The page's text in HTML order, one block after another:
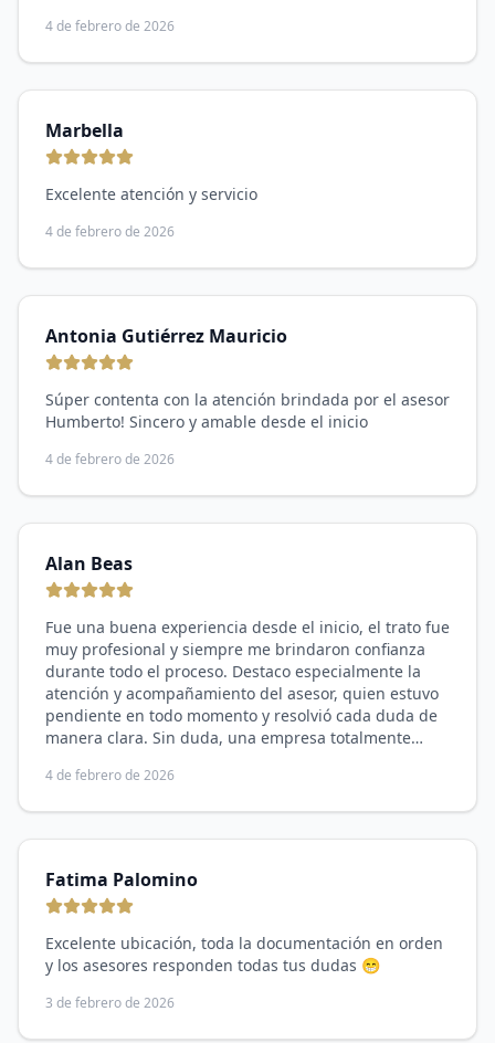
4 de febrero de 2026
Marbella
Excelente atención y servicio
4 de febrero de 2026
Antonia Gutiérrez Mauricio
Súper contenta con la atención brindada por el asesor
Humberto! Sincero y amable desde el inicio
4 de febrero de 2026
Alan Beas
Fue una buena experiencia desde el inicio, el trato fue
muy profesional y siempre me brindaron confianza
durante todo el proceso. Destaco especialmente la
atención y acompañamiento del asesor, quien estuvo
pendiente en todo momento y resolvió cada duda de
manera clara. Sin duda, una empresa totalmente
4 de febrero de 2026
Fatima Palomino
Excelente ubicación, toda la documentación en orden
y los asesores responden todas tus dudas 😁
3 de febrero de 2026